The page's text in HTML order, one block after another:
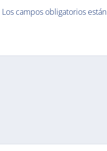
Los campos obligatorios